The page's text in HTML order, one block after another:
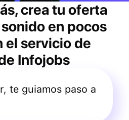
crea tu oferta
en pocos
el servicio de
Infojobs
te guiamos paso a